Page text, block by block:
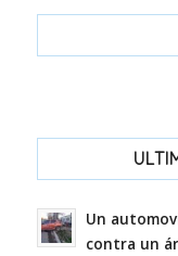
Un
contra un